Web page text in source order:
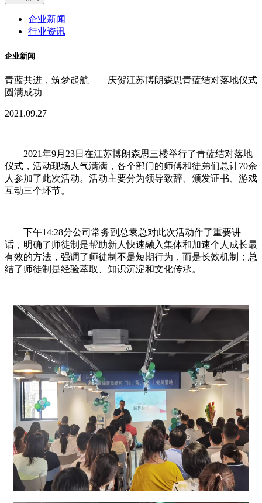
企业新闻
行业资讯
企业新闻
青蓝共进，筑梦起航——庆贺江苏博朗森思青蓝结对落地仪式
圆满成功
2021.09.27
2021年9月23日在江苏博朗森思三楼举行了青蓝结对落地
仪式，活动现场人气满满，各个部门的师傅和徒弟们总计70余
人参加了此次活动。活动主要分为领导致辞、颁发证书、游戏
互动三个环节。
下午14:28分公司常务副总袁总对此次活动作了重要讲
话，明确了师徒制是帮助新人快速融入集体和加速个人成长最
有效的方法，强调了师徒制不是短期行为，而是长效机制；总
结了师徒制是经验萃取、知识沉淀和文化传承。